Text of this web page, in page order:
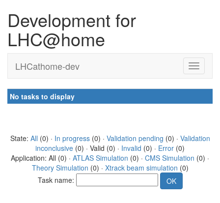
Development for
LHC@home
LHCathome-dev
No tasks to display
State: All (0) · In progress(0) · Validation pending (0) · Validation
inconclusive (0) · Valid (0) · Invalid (0) · Error (0)
Application: All (0) · ATLAS Simulation (0) · CMS Simulation (0) ·
Theory Simulation (0) · Xtrack beam simulation (0)
Task name: